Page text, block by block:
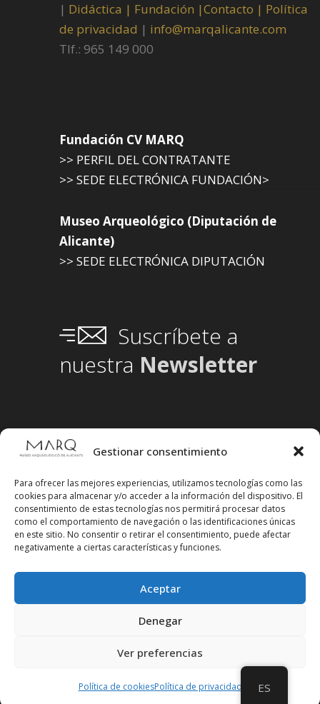
Gestionar consentimiento
Para ofrecer las mejores experiencias, utilizamos tecnologías como las
cookies para almacenar y/o acceder a la información del dispositivo. El
consentimiento de estas tecnologías nos permitirá procesar datos
como el comportamiento de navegación o las identificaciones únicas
en este sitio. No consentir o retirar el consentimiento, puede afectar
negativamente a ciertas características y funciones.
Aceptar
Denegar
Ver preferencias
Política de cookiesPolítica de privacidad
| Didáctica | Fundación |Contacto | Política
de privacidad | info@marqalicante.com
Tlf.: 965 149 000
Fundación CV MARQ
>> PERFIL DEL CONTRATANTE
>> SEDE ELECTRÓNICA FUNDACIÓN>
Museo Arqueológico (Diputación de
Alicante)
>> SEDE ELECTRÓNICA DIPUTACIÓN
Suscríbete a
nuestra Newsletter
Síguenos en redes sociales
ES